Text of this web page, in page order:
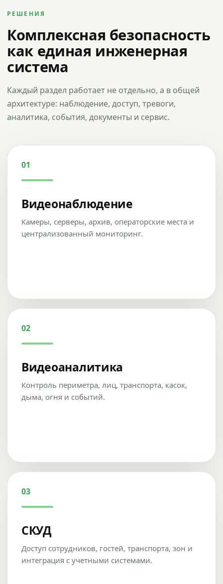
РЕШЕНИЯ
Комплексная безопасность
как единая инженерная
система
Каждый раздел работает не отдельно, а в общей
архитектуре: наблюдение, доступ, тревоги,
аналитика, события, документы и сервис.
01
Видеонаблюдение
Камеры, серверы, архив, операторские места и
централизованный мониторинг.
02
Видеоаналитика
Контроль периметра, лиц, транспорта, касок,
дыма, огня и событий.
03
СКУД
Доступ сотрудников, гостей, транспорта, зон и
интеграция с учетными системами.